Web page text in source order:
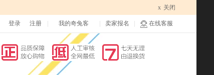
x 关闭
登录 注册 我的奇兔客 卖家报名 在线客服